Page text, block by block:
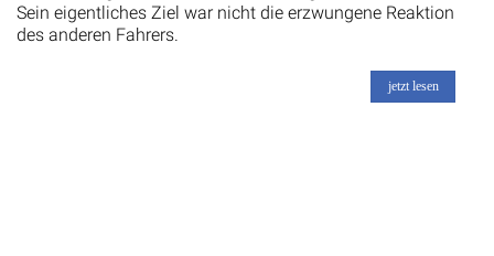
Sein eigentliches Ziel war nicht die erzwungene Reaktion
des anderen Fahrers.
jetzt lesen